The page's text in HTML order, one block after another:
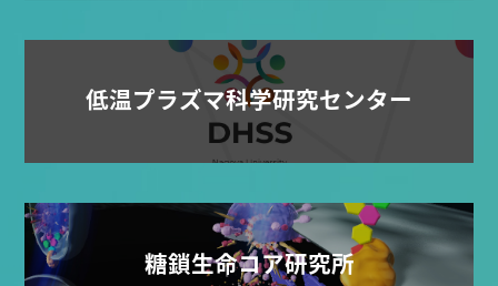
低温プラズマ科学研究センター
糖鎖生命コア研究所